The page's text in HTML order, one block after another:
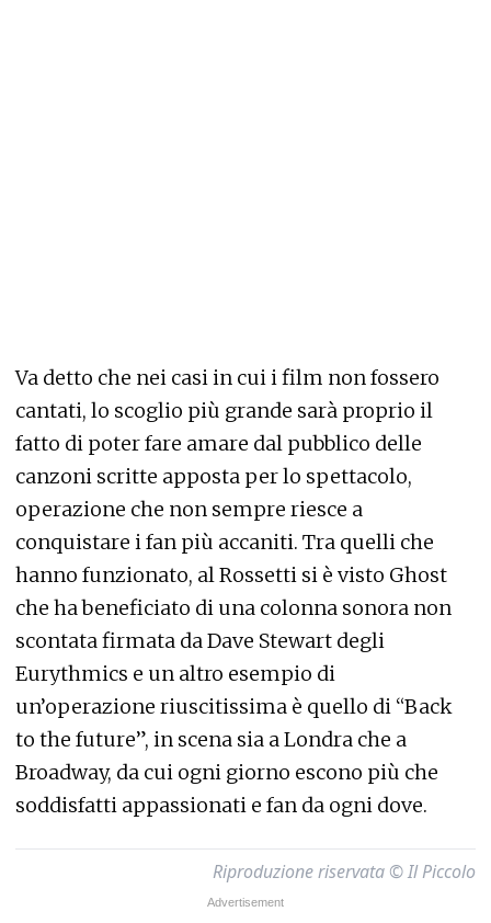
Va detto che nei casi in cui i film non fossero
cantati, lo scoglio più grande sarà proprio il
fatto di poter fare amare dal pubblico delle
canzoni scritte apposta per lo spettacolo,
operazione che non sempre riesce a
conquistare i fan più accaniti. Tra quelli che
hanno funzionato, al Rossetti si è visto Ghost
che ha beneficiato di una colonna sonora non
scontata firmata da Dave Stewart degli
Eurythmics e un altro esempio di
un’operazione riuscitissima è quello di “Back
to the future”, in scena sia a Londra che a
Broadway, da cui ogni giorno escono più che
soddisfatti appassionati e fan da ogni dove.
Riproduzione riservata © Il Piccolo